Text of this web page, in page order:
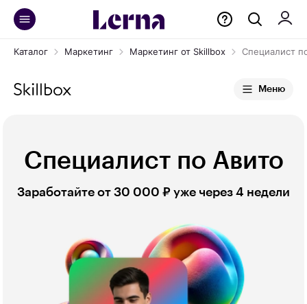
Каталог Маркетинг Маркетинг от Skillbox Специалист
Меню
Специалист по Авито
Заработайте от 30 000 ₽ уже через 4 недели